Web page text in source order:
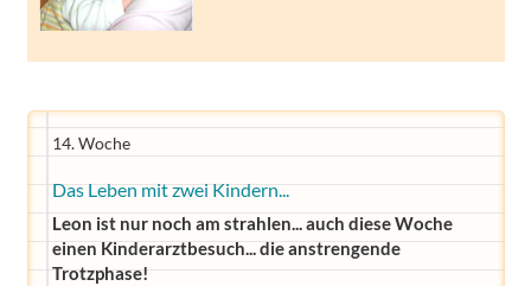
14. Woche
Das Leben mit zwei Kindern...
Leon ist nur noch am strahlen... auch diese Woche
einen Kinderarztbesuch... die anstrengende
Trotzphase!